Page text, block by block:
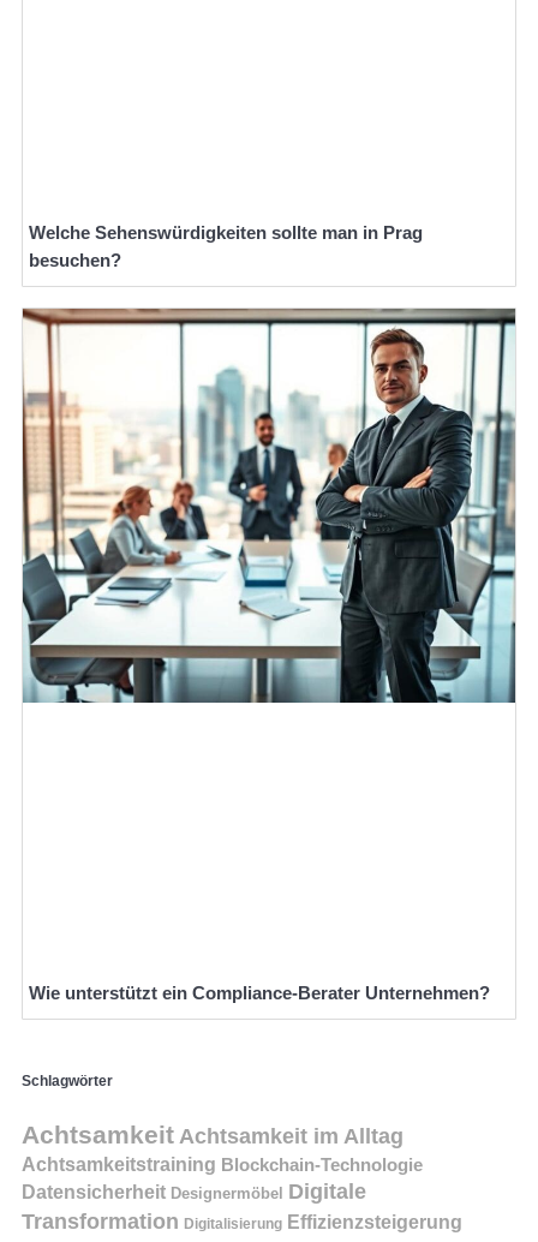
Welche Sehenswürdigkeiten sollte man in Prag
besuchen?
Wie unterstützt ein Compliance-Berater Unternehmen?
Schlagwörter
AchtsamkeitAchtsamkeit im Alltag
Achtsamkeitstraining Blockchain-Technologie
Datensicherheit Designermöbel
Digitale
Transformation Digitalisierung Effizienzsteigerung